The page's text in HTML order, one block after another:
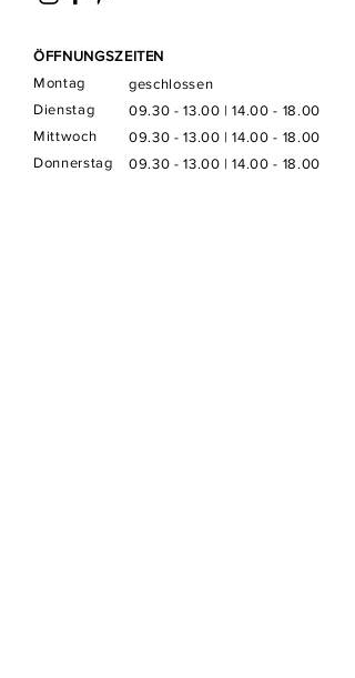
ÖFFNUNGSZEITEN
Montag
Dienstag
Mittwoch
Donnerstag
geschlossen
09.30 - 13.00 |14.00 - 18.00
09.30 - 13.00 |14.00 - 18.00
09.30 - 13.00 |14.00 - 18.00